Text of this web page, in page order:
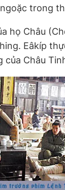
trong
họ Châu
Eâkíp
Châu